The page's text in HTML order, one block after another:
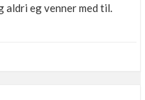
aldri eg venner med til.